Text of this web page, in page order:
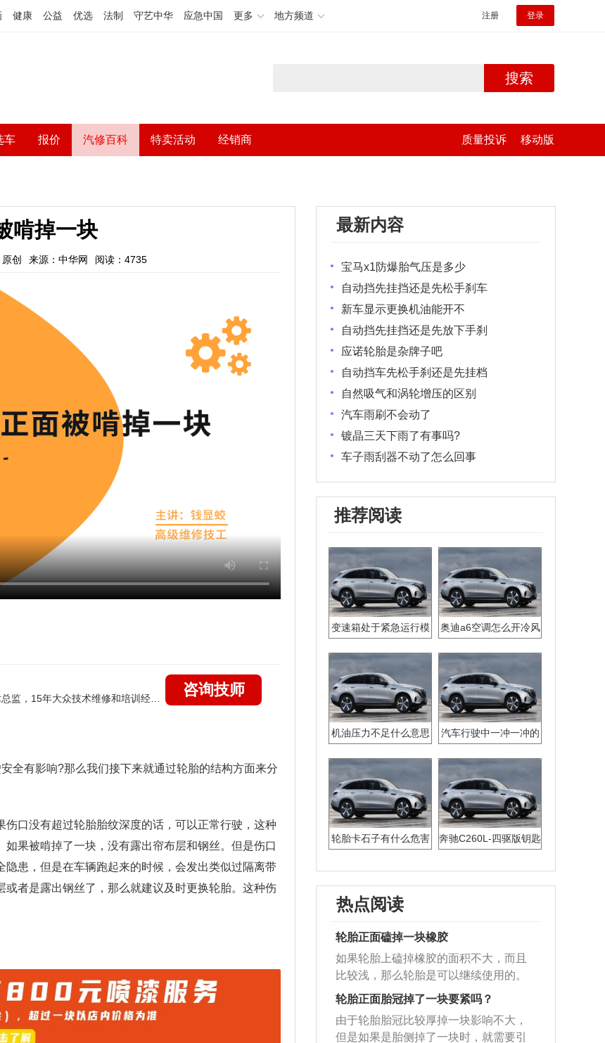
健康 公益 优选 法制 守艺中华 应急中国 更多 地方频道 注册 登录
搜索
车 报价 汽修百科 特卖活动 经销商 质量投诉 移动版
啃掉一块
原创 来源：中华网 阅读：4735
国家认证的汽车维修高级技工，曾任上海大众4s店技术总监，15年大众技术维修和培训经验，擅长：大众全系疑难故障诊断维修，远程维修技术指导
咨询技师
全有影响?那么我们接下来就通过轮胎的结构方面来分
口没有超过轮胎胎纹深度的话，可以正常行驶，这种
果被啃掉了一块，没有露出帘布层和钢丝。但是伤口
患，但是在车辆跑起来的时候，会发出类似过隔离带
者是露出钢丝了，那么就建议及时更换轮胎。这种伤
最新内容
宝马x1防爆胎气压是多少
自动挡先挂挡还是先松手刹车
新车显示更换机油能开不
自动挡先挂挡还是先放下手刹
应诺轮胎是杂牌子吧
自动挡车先松手刹还是先挂档
自然吸气和涡轮增压的区别
汽车雨刷不会动了
镀晶三天下雨了有事吗?
车子雨刮器不动了怎么回事
推荐阅读
变速箱处于紧急运行模
奥迪a6空调怎么开冷风
机油压力不足什么意思 汽车行驶中一冲一冲的
轮胎卡石子有什么危害
奔驰C260L-四驱版钥匙
热点阅读
轮胎正面磕掉一块橡胶
如果轮胎上磕掉橡胶的面积不大，而且
比较浅，那么轮胎是可以继续使用的。
不过为了安全起见，最好还是将轮胎进
行更换，防止汽车在行驶中产生安全隐
患，引起不必要的麻烦。轮胎受到磕碰
轮胎正面胎冠掉了一块要紧吗？
由于轮胎胎冠比较厚掉一块影响不大，
但是如果是胎侧掉了一块时，就需要引